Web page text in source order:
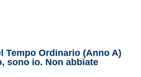
Tempo Ordinario (Anno A)
sono io. Non abbiate